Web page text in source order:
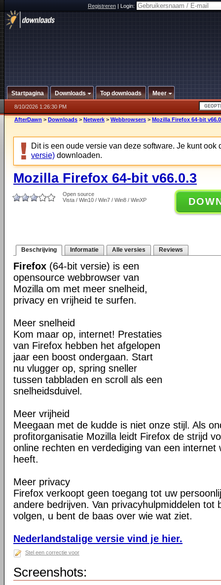
Registreren|Login:
Startpagina Downloads Top downloads Meer
8/10/2026 1:26:30 PM
AfterDawn > Downloads > Netwerk > Webbrowsers > Mozilla Firefox 64-bit
Dit is een oude versie van deze software. Je kunt ook
versie) downloaden.
Mozilla Firefox 64-bit v66.0.3
Open source
Vista / Win10 / Win7 / Win8 / WinXP
Beschrijving Informatie Alle versies Reviews
Firefox (64-bit versie) is een
opensource webbrowser van
Mozilla om met meer snelheid,
privacy en vrijheid te surfen.
Meer snelheid
Kom maar op, internet! Prestaties
van Firefox hebben het afgelopen
jaar een boost ondergaan. Start
nu vlugger op, spring sneller
tussen tabbladen en scroll als een
snelheidsduivel.
Meer vrijheid
Meegaan met de kudde is niet onze stijl. Als
profitorganisatie Mozilla leidt Firefox de strijd
online rechten en verdediging van een internet
heeft.
Meer privacy
Firefox verkoopt geen toegang tot uw
andere bedrijven. Van privacyhulpmiddelen tot
volgen, u bent de baas over wie wat ziet.
Nederlandstalige versie vind je hier.
Stel een correctie voor
Screenshots: